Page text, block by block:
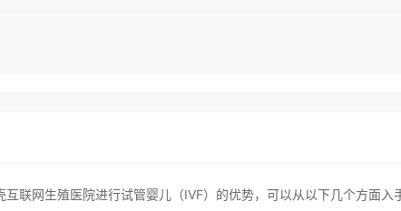
联网生殖医院进行试管婴儿（IVF）的优势，可以从以下几个方面入